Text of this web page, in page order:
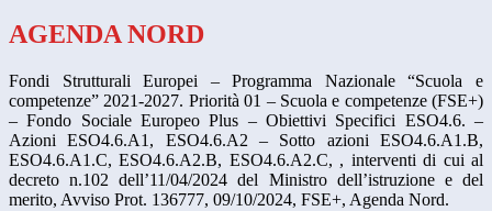
AGENDA NORD
Fondi Strutturali Europei – Programma Nazionale “Scuola e
competenze” 2021-2027. Priorità 01 – Scuola e competenze (FSE+)
– Fondo Sociale Europeo Plus – Obiettivi Specifici ESO4.6. –
Azioni ESO4.6.A1, ESO4.6.A2 – Sotto azioni ESO4.6.A1.B,
ESO4.6.A1.C, ESO4.6.A2.B, ESO4.6.A2.C, , interventi di cui al
decreto n.102 dell’11/04/2024 del Ministro dell’istruzione e del
merito, Avviso Prot. 136777, 09/10/2024, FSE+, Agenda Nord.